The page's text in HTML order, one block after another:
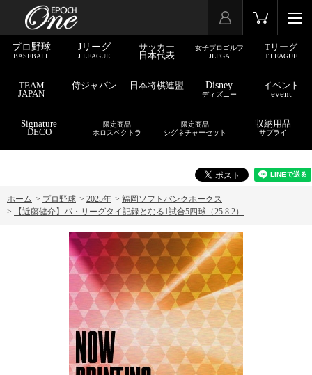
プロ野球
BASEBALL
Jリーグ
J.LEAGUE
サッカー
日本代表
女子プロゴルフ
JLPGA
Tリーグ
T.LEAGUE
TEAM
JAPAN
侍ジャパン 日本将棋連盟 Disney
ディズニー
イベント
event
Signature
DECO
限定商品
ホロスペクトラ
限定商品
シグネチャーセット
収納用品
サプライ
ホーム > プロ野球 > 2025年 > 福岡ソフトバンクホークス
>
【近藤健介】パ・リーグタイ記録となる1試合5四球（25.8.2）